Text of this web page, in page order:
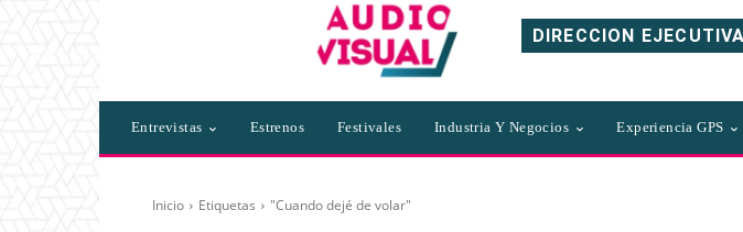
DIRECCION
Entrevistas Estrenos Festivales Industria Y Negocios Experiencia GPS
Inicio Etiquetas "Cuando dejé de volar"